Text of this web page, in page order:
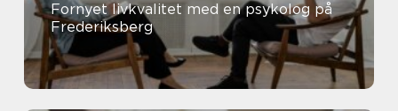
Fornyet livkvalitet med en psykolog på
Frederiksberg